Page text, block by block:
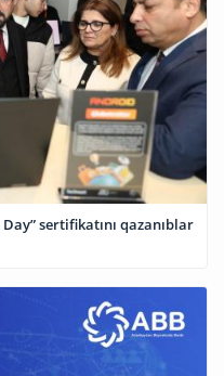
sertifikatını qazanıblar